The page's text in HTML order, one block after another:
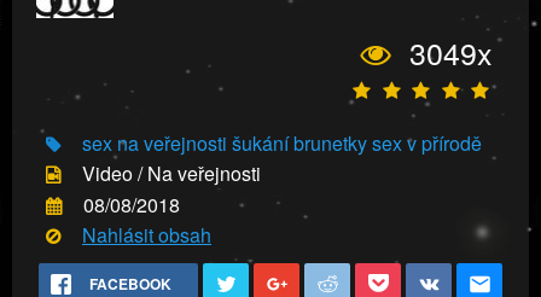
3049x
sex na veřejnosti šukání brunetkysex v přírodě
Video / Na veřejnosti
08/08/2018
Nahlásit obsah
FACEBOOK